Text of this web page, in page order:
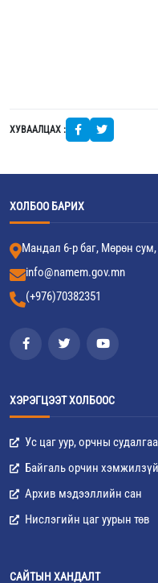
ХУВААЛЦАХ :
ХОЛБОО БАРИХ
Мандал 6-р баг, Мөрөн
info@namem.gov.mn
(+976)70382351
ХЭРЭГЦЭЭТ ХОЛБООС
Ус цаг уур, орчны
Байгаль орчин
Архив мэдээллийн сан
Нислэгийн цаг уурын төв
САЙТЫН ХАНДАЛТ